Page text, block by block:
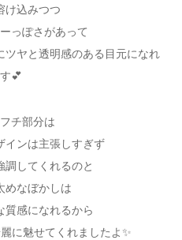
け込みつつ
っぽさがあって
ツヤと透明感のある目元になれ
💕
チ部分は
インは主張しすぎず
調してくれるのと
めなぼかしは
質感になれるから
に魅せてくれましたよ✨